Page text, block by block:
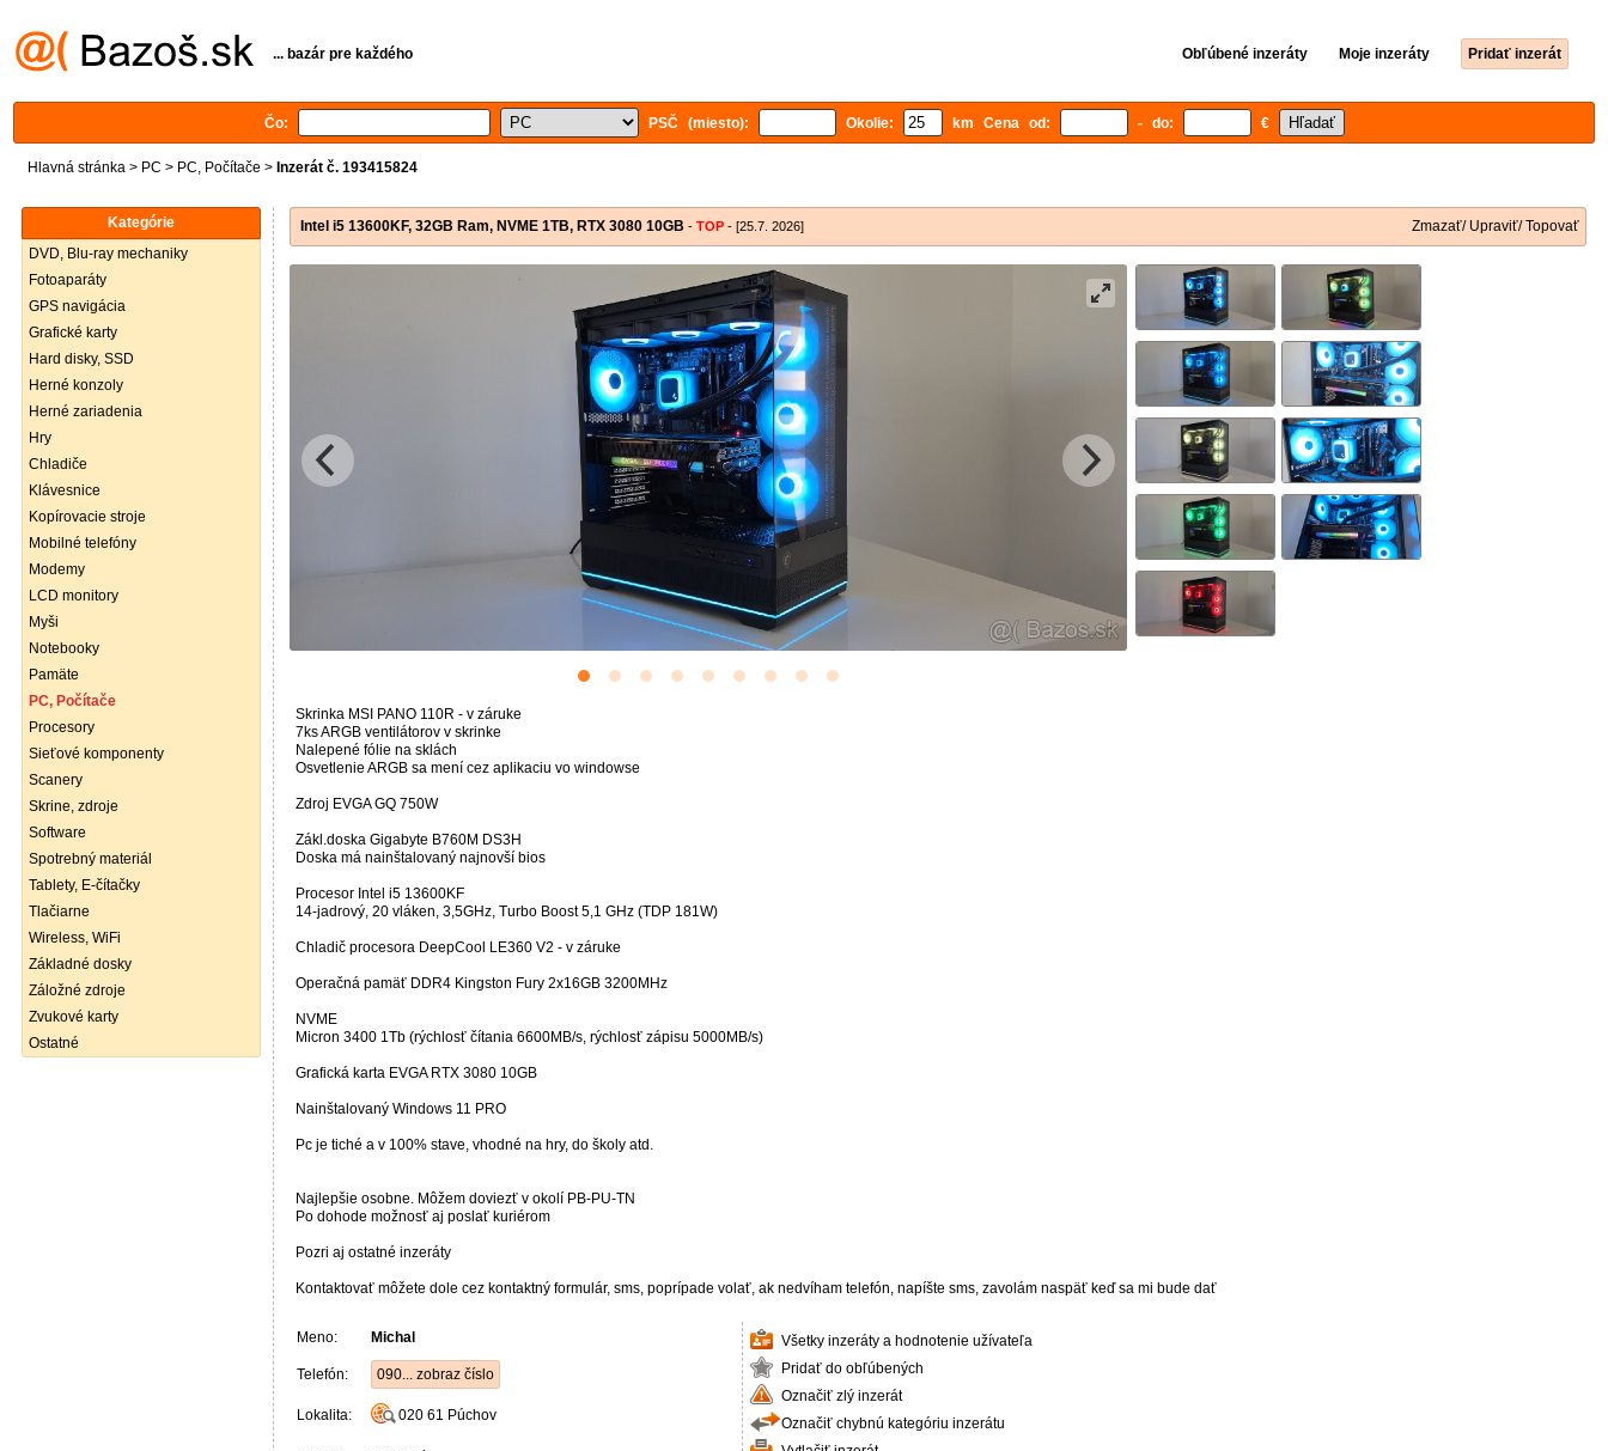
... bazár pre každého Obľúbené inzeráty Moje inzeráty Pridať inzerát
Čo: PSČ (miesto): Okolie: km Cena od: - do: €
Hlavná stránka > PC > PC, Počítače > Inzerát č. 193415824
Kategórie
DVD, Blu-ray mechaniky
Fotoaparáty
GPS navigácia
Grafické karty
Hard disky, SSD
Herné konzoly
Herné zariadenia
Hry
Chladiče
Klávesnice
Kopírovacie stroje
Mobilné telefóny
Modemy
LCD monitory
Myši
Notebooky
Pamäte
PC, Počítače
Procesory
Sieťové komponenty
Scanery
Skrine, zdroje
Software
Spotrebný materiál
Tablety, E-čítačky
Tlačiarne
Wireless, WiFi
Základné dosky
Záložné zdroje
Zvukové karty
Ostatné
Intel i5 13600KF, 32GB Ram, NVME 1TB, RTX 3080 10GB - TOP - [25.7. 2026] Zmazať/ Upraviť/ Topovať
Skrinka MSI PANO 110R - v záruke
7ks ARGB ventilátorov v skrinke
Nalepené fólie na sklách
Osvetlenie ARGB sa mení cez aplikaciu vo windowse
Zdroj EVGA GQ 750W
Zákl.doska Gigabyte B760M DS3H
Doska má nainštalovaný najnovší bios
Procesor Intel i5 13600KF
14-jadrový, 20 vláken, 3,5GHz, Turbo Boost 5,1 GHz (TDP 181W)
Chladič procesora DeepCool LE360 V2 - v záruke
Operačná pamäť DDR4 Kingston Fury 2x16GB 3200MHz
NVME
Micron 3400 1Tb (rýchlosť čítania 6600MB/s, rýchlosť zápisu 5000MB/s)
Grafická karta EVGA RTX 3080 10GB
Nainštalovaný Windows 11 PRO
Pc je tiché a v 100% stave, vhodné na hry, do školy atd.
Najlepšie osobne. Môžem doviezť v okolí PB-PU-TN
Po dohode možnosť aj poslať kuriérom
Pozri aj ostatné inzeráty
Kontaktovať môžete dole cez kontaktný formulár, sms, poprípade volať, ak nedvíham telefón, napíšte sms, zavolám naspäť keď sa mi bude dať
Meno: Michal
Telefón: 090... zobraz číslo
Lokalita: 020 61 Púchov
Všetky inzeráty a hodnotenie užívateľa
Pridať do obľúbených
Označiť zlý inzerát
Označiť chybnú kategóriu inzerátu